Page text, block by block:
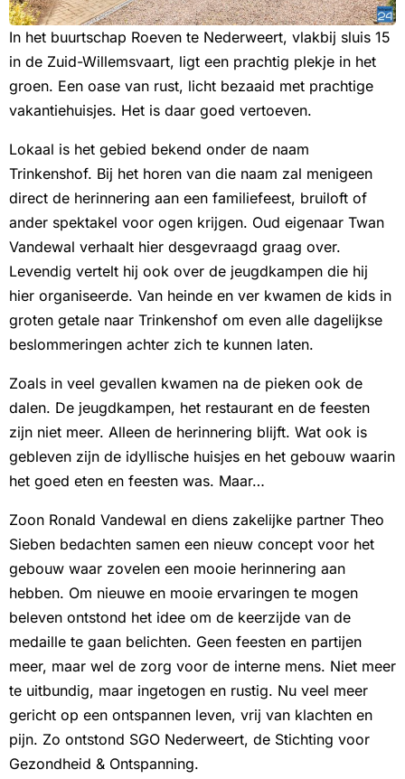
In het buurtschap Roeven te Nederweert, vlakbij sluis 15
in de Zuid-Willemsvaart, ligt een prachtig plekje in het
groen. Een oase van rust, licht bezaaid met prachtige
vakantiehuisjes. Het is daar goed vertoeven.
Lokaal is het gebied bekend onder de naam
Trinkenshof. Bij het horen van die naam zal menigeen
direct de herinnering aan een familiefeest, bruiloft of
ander spektakel voor ogen krijgen. Oud eigenaar Twan
Vandewal verhaalt hier desgevraagd graag over.
Levendig vertelt hij ook over de jeugdkampen die hij
hier organiseerde. Van heinde en ver kwamen de kids in
groten getale naar Trinkenshof om even alle dagelijkse
beslommeringen achter zich te kunnen laten.
Zoals in veel gevallen kwamen na de pieken ook de
dalen. De jeugdkampen, het restaurant en de feesten
zijn niet meer. Alleen de herinnering blijft. Wat ook is
gebleven zijn de idyllische huisjes en het gebouw waarin
het goed eten en feesten was. Maar…
Zoon Ronald Vandewal en diens zakelijke partner Theo
Sieben bedachten samen een nieuw concept voor het
gebouw waar zovelen een mooie herinnering aan
hebben. Om nieuwe en mooie ervaringen te mogen
beleven ontstond het idee om de keerzijde van de
medaille te gaan belichten. Geen feesten en partijen
meer, maar wel de zorg voor de interne mens. Niet meer
te uitbundig, maar ingetogen en rustig. Nu veel meer
gericht op een ontspannen leven, vrij van klachten en
pijn. Zo ontstond SGO Nederweert, de Stichting voor
Gezondheid & Ontspanning.